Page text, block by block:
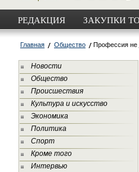
РЕДАКЦИЯ ЗАКУПКИ
Главная Общество Профессия не
Новости
Общество
Происшествия
Культура и искусство
Экономика
Политика
Спорт
Кроме того
Интервью